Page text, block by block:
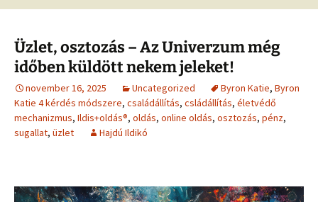
Üzlet, osztozás – Az Univerzum még
időben küldött nekem jeleket!
november 16, 2025 Uncategorized Byron Katie, Byron
Katie 4 kérdés módszere, családállítás, csládállítás, életvédő
mechanizmus, Ildis+oldás®, oldás, online oldás, osztozás, pénz,
sugallat, üzlet Hajdú Ildikó